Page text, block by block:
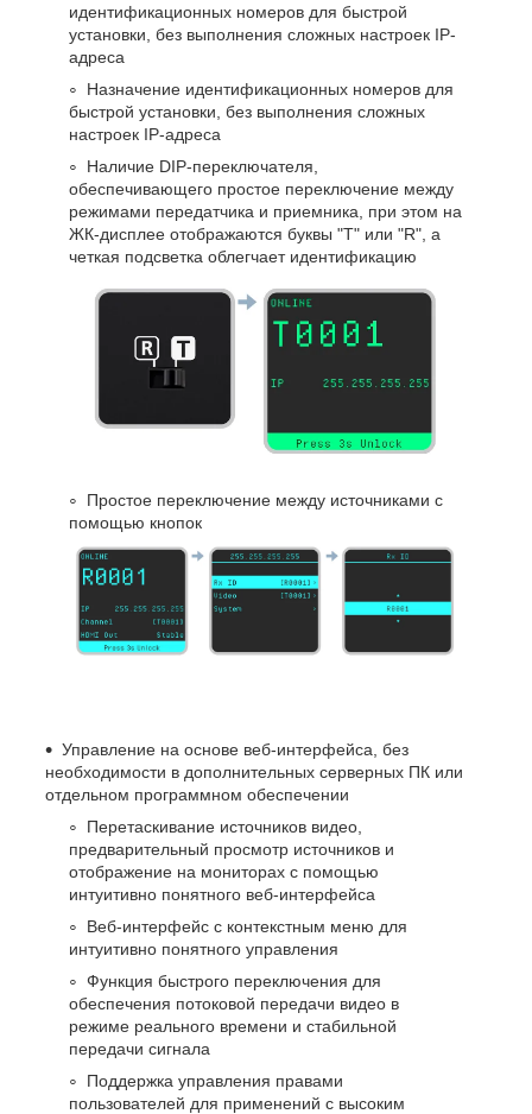
идентификационных номеров для быстрой
установки, без выполнения сложных настроек IP-
адреса
Назначение идентификационных номеров для
быстрой установки, без выполнения сложных
настроек IP-адреса
Наличие DIP-переключателя,
обеспечивающего простое переключение между
режимами передатчика и приемника, при этом на
ЖК-дисплее отображаются буквы "T" или "R", а
четкая подсветка облегчает идентификацию
Простое переключение между источниками с
помощью кнопок
Управление на основе веб-интерфейса, без
необходимости в дополнительных серверных ПК или
отдельном программном обеспечении
Перетаскивание источников видео,
предварительный просмотр источников и
отображение на мониторах с помощью
интуитивно понятного веб-интерфейса
Веб-интерфейс с контекстным меню для
интуитивно понятного управления
Функция быстрого переключения для
обеспечения потоковой передачи видео в
режиме реального времени и стабильной
передачи сигнала
Поддержка управления правами
пользователей для применений с высоким